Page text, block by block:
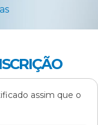
assim que o